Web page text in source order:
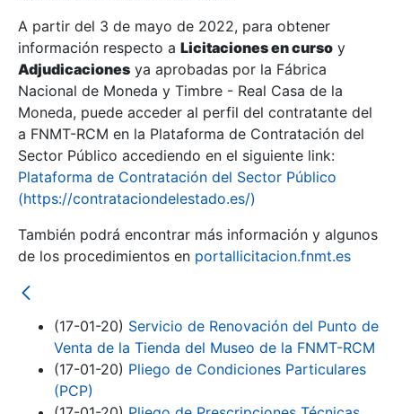
Mostrar/Ocultar
Mostrar/Ocultar
Mostrar/Ocultar
A partir del 3 de mayo de 2022, para obtener
información respecto a Licitaciones en curso y
Adjudicaciones ya aprobadas por la Fábrica
Nacional de Moneda y Timbre - Real Casa de la
Moneda, puede acceder al perfil del contratante del
a FNMT-RCM en la Plataforma de Contratación del
Sector Público accediendo en el siguiente link:
Plataforma de Contratación del Sector Público
(https://contrataciondelestado.es/)
También podrá encontrar más información y algunos
de los procedimientos en portallicitacion.fnmt.es
(17-01-20) Servicio de Renovación del Punto de
Venta de la Tienda del Museo de la FNMT-RCM
(17-01-20) Pliego de Condiciones Particulares
(PCP)